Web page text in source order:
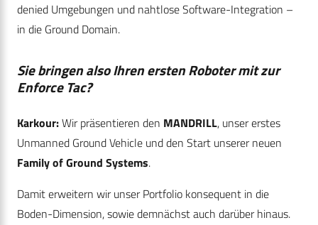
denied Umgebungen und nahtlose Software-Integration –
in die Ground Domain.
Sie bringen also Ihren ersten Roboter mit zur
Enforce Tac?
Karkour:Wir präsentieren den MANDRILL, unser erstes
Unmanned Ground Vehicle und den Start unserer neuen
Family of Ground Systems.
Damit erweitern wir unser Portfolio konsequent in die
Boden-Dimension, sowie demnächst auch darüber hinaus.